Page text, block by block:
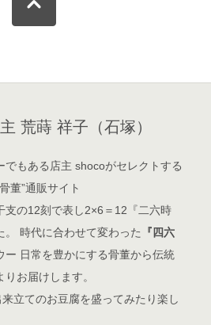
荒蒔 祥子（石塚）
でもある店主 shocoがセレクトする
董”通販サイト
支の12刻で表し2×6＝12『二六時
。 時代に合わせて変わった
『四六
ー 日常を豊かにする骨董から伝統
お届けします。
立てのお豆腐を盛ってみたり楽し